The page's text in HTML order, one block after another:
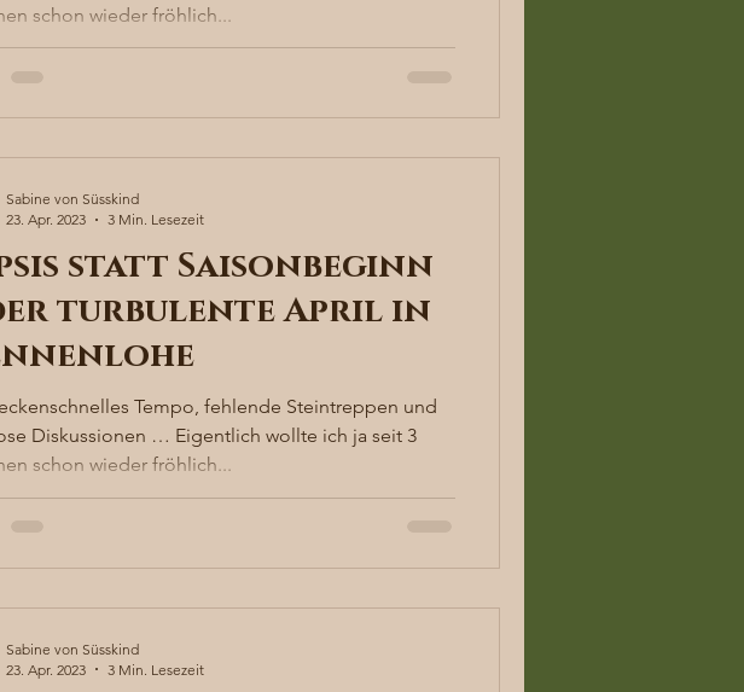
schon wieder fröhlich...
statt Saisonbeginn
turbulente April in
Tempo, fehlende Steintreppen und
Diskussionen … Eigentlich wollte ich ja seit 3
schon wieder fröhlich...
Sabine von Süsskind
23. Apr. 2023
3 Min. Lesezeit
Sabine von Süsskind
23. Apr. 2023
3 Min. Lesezeit